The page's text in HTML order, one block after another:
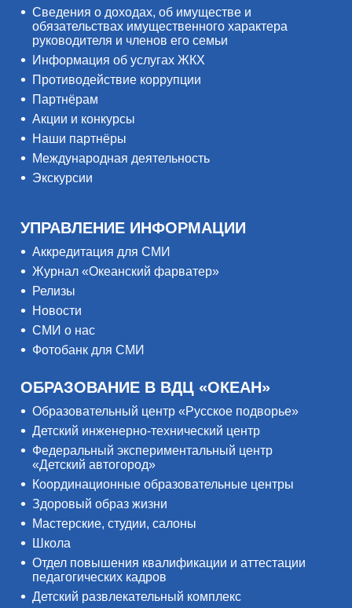
Сведения о доходах, об имуществе и
обязательствах имущественного характера
руководителя и членов его семьи
Информация об услугах ЖКХ
Противодействие коррупции
Партнёрам
Акции и конкурсы
Наши партнёры
Международная деятельность
Экскурсии
УПРАВЛЕНИЕ ИНФОРМАЦИИ
Аккредитация для СМИ
Журнал «Океанский фарватер»
Релизы
Новости
СМИ о нас
Фотобанк для СМИ
ОБРАЗОВАНИЕ В ВДЦ «ОКЕАН»
Образовательный центр «Русское подворье»
Детский инженерно-технический центр
Федеральный экспериментальный центр
«Детский автогород»
Координационные образовательные центры
Здоровый образ жизни
Мастерские, студии, салоны
Школа
Отдел повышения квалификации и аттестации
педагогических кадров
Детский развлекательный комплекс